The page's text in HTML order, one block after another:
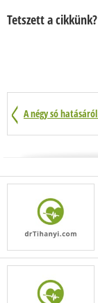
Tetszett a
A négy só